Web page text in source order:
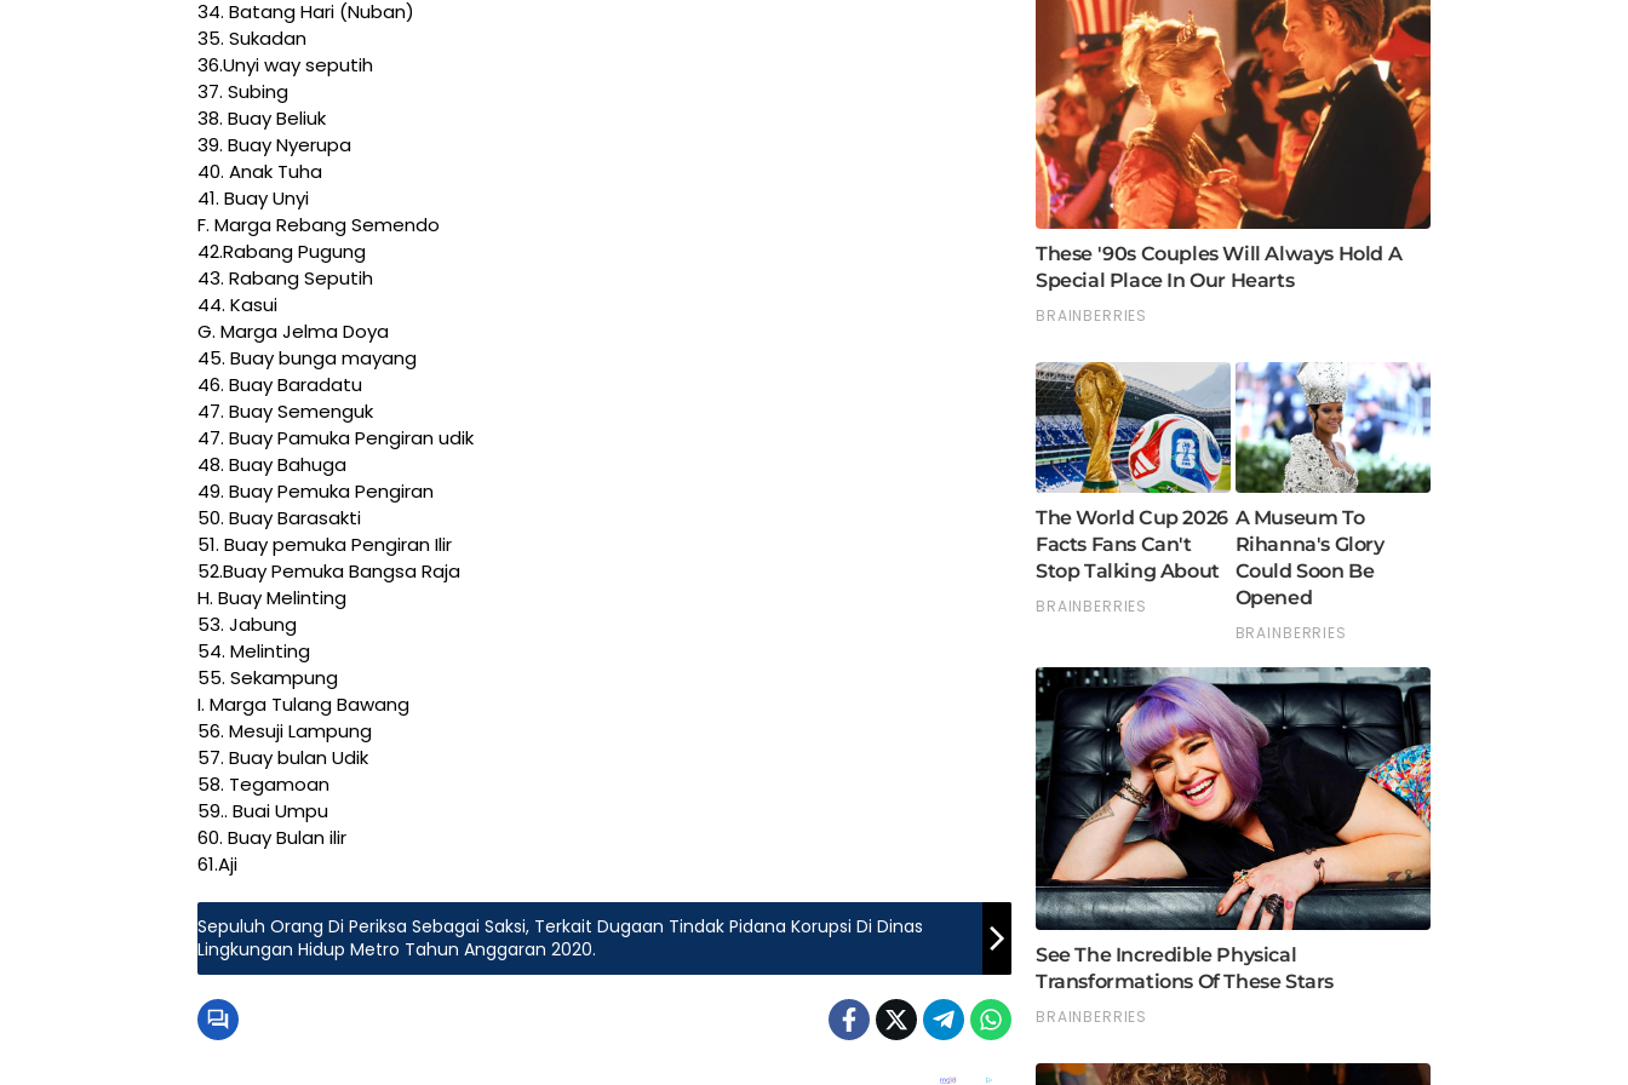
34. Batang Hari (Nuban)
35. Sukadan
36.Unyi way seputih
37. Subing
38. Buay Beliuk
39. Buay Nyerupa
40. Anak Tuha
41. Buay Unyi
F. Marga Rebang Semendo
42.Rabang Pugung
43. Rabang Seputih
44. Kasui
G. Marga Jelma Doya
45. Buay bunga mayang
46. Buay Baradatu
47. Buay Semenguk
47. Buay Pamuka Pengiran udik
48. Buay Bahuga
49. Buay Pemuka Pengiran
50. Buay Barasakti
51. Buay pemuka Pengiran Ilir
52.Buay Pemuka Bangsa Raja
H. Buay Melinting
53. Jabung
54. Melinting
55. Sekampung
I. Marga Tulang Bawang
56. Mesuji Lampung
57. Buay bulan Udik
58. Tegamoan
59.. Buai Umpu
60. Buay Bulan ilir
61.Aji
Sepuluh Orang Di Periksa Sebagai Saksi, Terkait Dugaan Tindak Pidana Korupsi Di Dinas
Lingkungan Hidup Metro Tahun Anggaran 2020.